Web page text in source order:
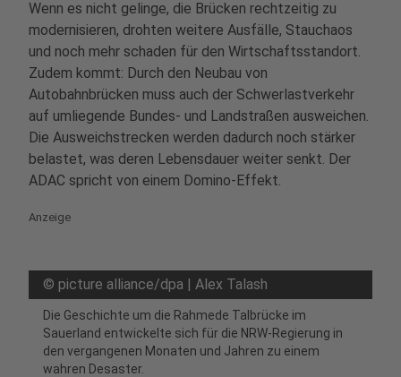
Wenn es nicht gelinge, die Brücken rechtzeitig zu
modernisieren, drohten weitere Ausfälle, Stauchaos
und noch mehr schaden für den Wirtschaftsstandort.
Zudem kommt: Durch den Neubau von
Autobahnbrücken muss auch der Schwerlastverkehr
auf umliegende Bundes- und Landstraßen ausweichen.
Die Ausweichstrecken werden dadurch noch stärker
belastet, was deren Lebensdauer weiter senkt. Der
ADAC spricht von einem Domino-Effekt.
Anzeige
© picture alliance/dpa | Alex Talash
Die Geschichte um die Rahmede Talbrücke im
Sauerland entwickelte sich für die NRW-Regierung in
den vergangenen Monaten und Jahren zu einem
wahren Desaster.